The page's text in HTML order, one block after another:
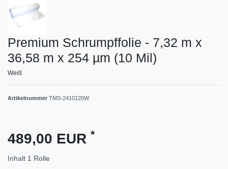
Premium Schrumpffolie - 7,32 m x
36,58 m x 254 µm (10 Mil)
Weiß
Artikelnummer TMS-2410120W
489,00 EUR *
Inhalt 1 Rolle